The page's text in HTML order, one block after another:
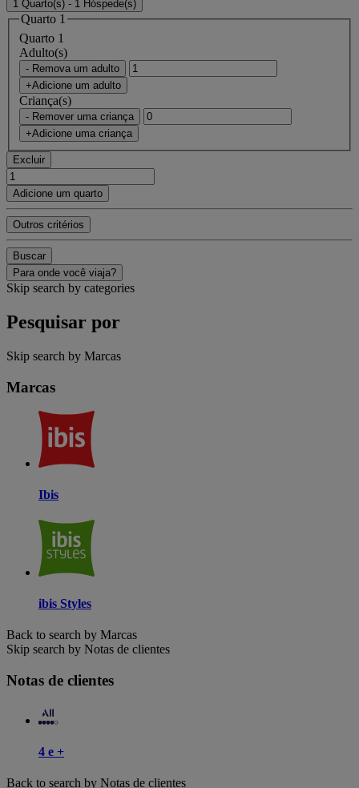
1 Quarto(s) - 1 Hóspede(s)
Quarto 1
Quarto 1
Adulto(s)
- Remova um adulto
+Adicione um adulto
Criança(s)
- Remover uma criança
+Adicione uma criança
Excluir
Adicione um quarto
Outros critérios
Buscar
Para onde você viaja?
Skip search by categories
Pesquisar por
Skip search by Marcas
Marcas
Ibis
ibis Styles
Back to search by Marcas
Skip search by Notas de clientes
Notas de clientes
4 e +
Back to search by Notas de clientes